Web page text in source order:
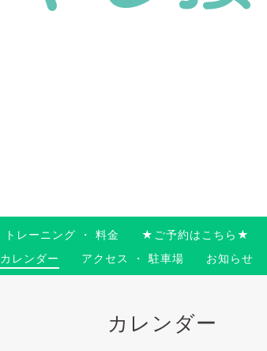
トレーニング ・ 料金 ★ご予約はこちら★
カレンダー
アクセス ・ 駐車場 お知らせ
カレンダー